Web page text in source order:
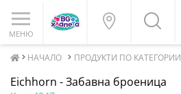
МЕНЮ
НАЧАЛО ПРОДУКТИ ПО КАТЕГОРИИ
Eichhorn - Забавна броеница